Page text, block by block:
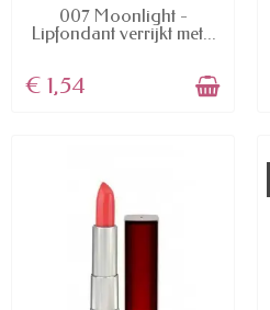
AVAILABLE
007 Moonlight -
Lipfondant verrijkt met...
€ 1,54